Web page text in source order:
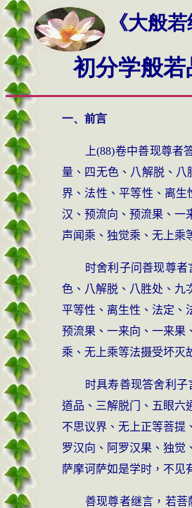
《大般
初分学般若
一、前言
上(88)卷中善现尊
量、四无色、八解脱、
界、法性、平等性、离
汉、预流向、预流果、一
声闻乘、独觉乘、无上乘
时舍利子问善现尊
色、八解脱、八胜处、九
平等性、离生性、法定、
预流果、一来向、一来果
乘、无上乘等法摄受坏灭
时具寿善现答舍利
道品、三解脱门、五眼六
不思议界、无上正等菩提
罗汉向、阿罗汉果、独觉
萨摩诃萨如是学时，不见
善现尊者继言，若菩